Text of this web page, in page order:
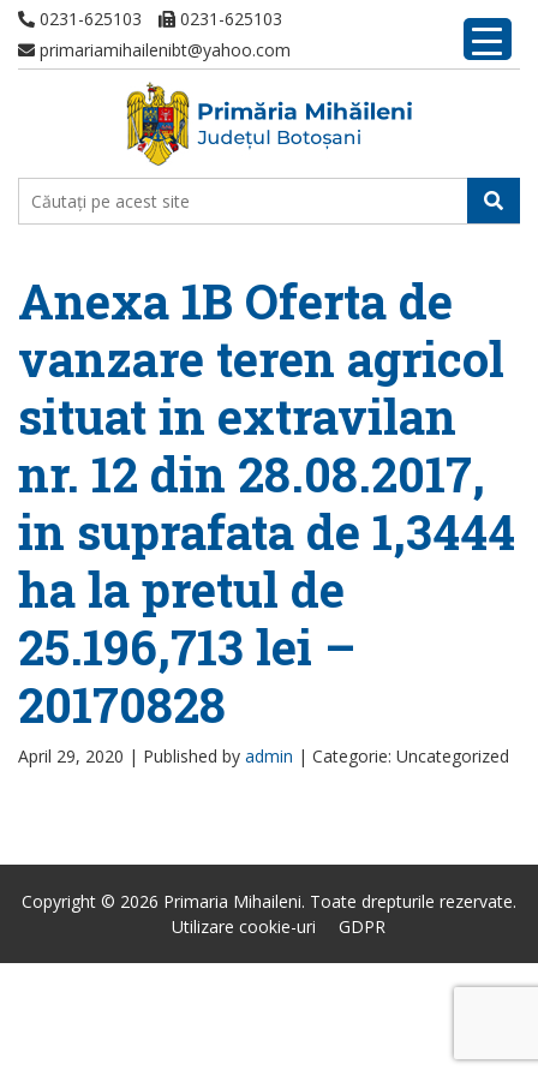
0231-625103
0231-625103
primariamihailenibt@yahoo.com
Anexa 1B Oferta de
vanzare teren agricol
situat in extravilan
nr. 12 din 28.08.2017,
in suprafata de 1,3444
ha la pretul de
25.196,713 lei –
20170828
April 29, 2020 | Published by admin | Categorie: Uncategorized
Copyright © 2026 Primaria Mihaileni. Toate drepturile rezervate.
Utilizare cookie-uri
GDPR